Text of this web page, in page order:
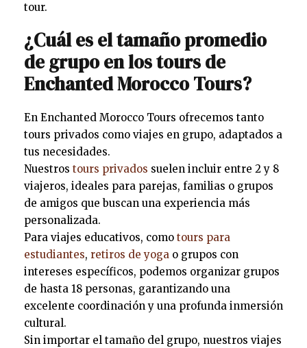
tour.
¿Cuál es el tamaño promedio
de grupo en los tours de
Enchanted Morocco Tours?
En Enchanted Morocco Tours ofrecemos tanto
tours privados como viajes en grupo, adaptados a
tus necesidades.
Nuestros tours privados suelen incluir entre 2 y 8
viajeros, ideales para parejas, familias o grupos
de amigos que buscan una experiencia más
personalizada.
Para viajes educativos, como tours para
estudiantes, retiros de yoga o grupos con
intereses específicos, podemos organizar grupos
de hasta 18 personas, garantizando una
excelente coordinación y una profunda inmersión
cultural.
Sin importar el tamaño del grupo, nuestros viajes